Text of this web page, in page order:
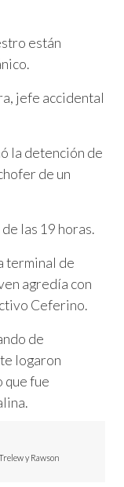
están
jefe accidental
la detención de
de un
las 19 horas.
terminal de
agredía con
Ceferino.
de
logaron
que fue
y Rawson